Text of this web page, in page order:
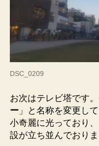
DSC_0209
お次はテレビ塔です。
ー 」と名称を変更し
小奇麗に光っており
設が立ち並んでおりま